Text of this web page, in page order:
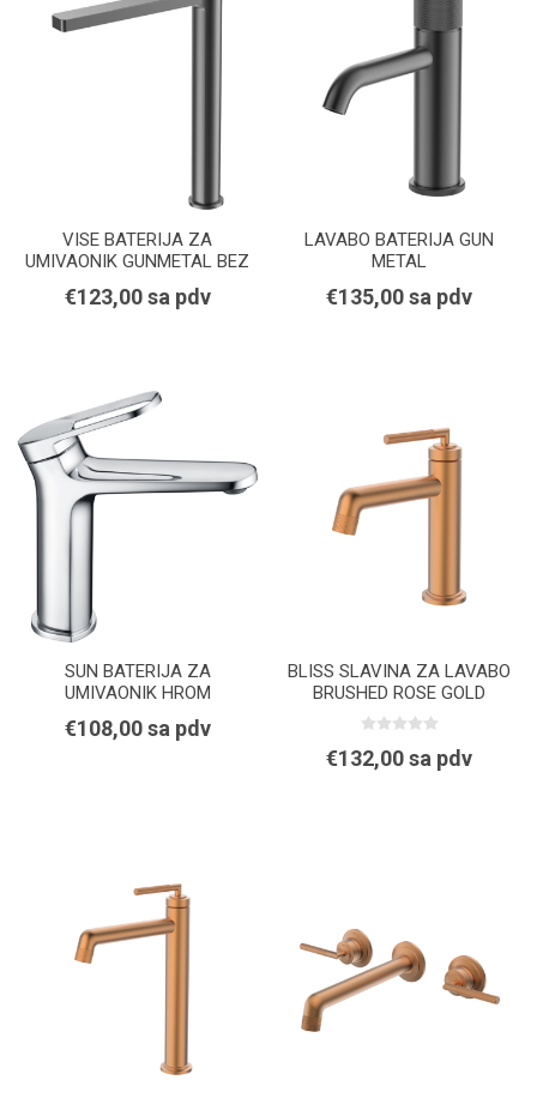
VISE BATERIJA ZA
UMIVAONIK GUNMETAL BEZ
POP-UP ODLIVA
€123,00 sa pdv
LAVABO BATERIJA GUN
METAL
€135,00 sa pdv
SUN BATERIJA ZA
UMIVAONIK HROM
€108,00 sa pdv
BLISS SLAVINA ZA LAVABO
BRUSHED ROSE GOLD
€132,00 sa pdv